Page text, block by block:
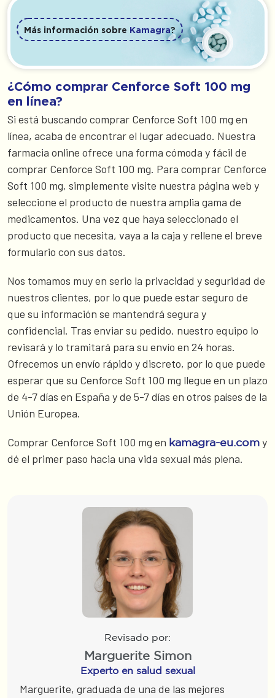
Más información sobre Kamagra?
¿Cómo comprar Cenforce Soft 100 mg
en línea?
Si está buscando comprar Cenforce Soft 100 mg en
línea, acaba de encontrar el lugar adecuado. Nuestra
farmacia online ofrece una forma cómoda y fácil de
comprar Cenforce Soft 100 mg. Para comprar Cenforce
Soft 100 mg, simplemente visite nuestra página web y
seleccione el producto de nuestra amplia gama de
medicamentos. Una vez que haya seleccionado el
producto que necesita, vaya a la caja y rellene el breve
formulario con sus datos.
Nos tomamos muy en serio la privacidad y seguridad de
nuestros clientes, por lo que puede estar seguro de
que su información se mantendrá segura y
confidencial. Tras enviar su pedido, nuestro equipo lo
revisará y lo tramitará para su envío en 24 horas.
Ofrecemos un envío rápido y discreto, por lo que puede
esperar que su Cenforce Soft 100 mg llegue en un plazo
de 4-7 días en España y de 5-7 días en otros países de la
Unión Europea.
Comprar Cenforce Soft 100 mg en kamagra-eu.com y
dé el primer paso hacia una vida sexual más plena.
Revisado por:
Marguerite Simon
Experto en salud sexual
Marguerite, graduada de una de las mejores